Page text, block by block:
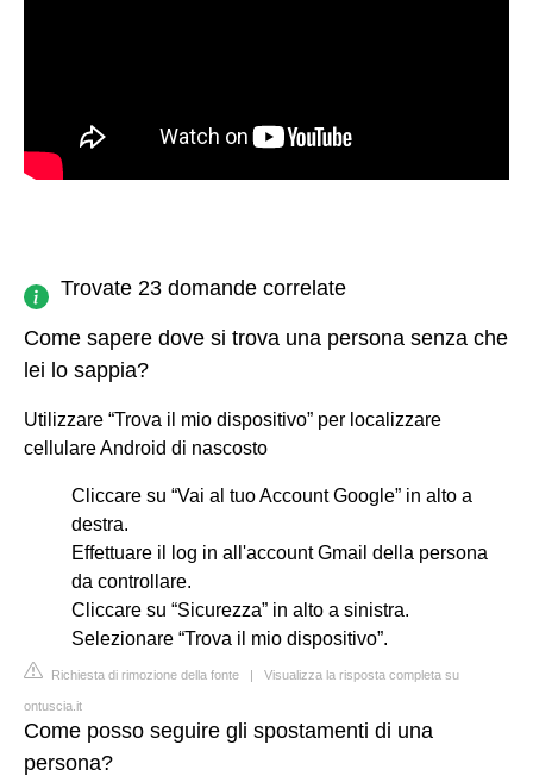
Trovate 23 domande correlate
Come sapere dove si trova una persona senza che
lei lo sappia?
Utilizzare “Trova il mio dispositivo” per localizzare
cellulare Android di nascosto
Cliccare su “Vai al tuo Account Google” in alto a
destra.
Effettuare il log in all'account Gmail della persona
da controllare.
Cliccare su “Sicurezza” in alto a sinistra.
Selezionare “Trova il mio dispositivo”.
Richiesta di rimozione della fonte | Visualizza la risposta completa su
ontuscia.it
Come posso seguire gli spostamenti di una
persona?